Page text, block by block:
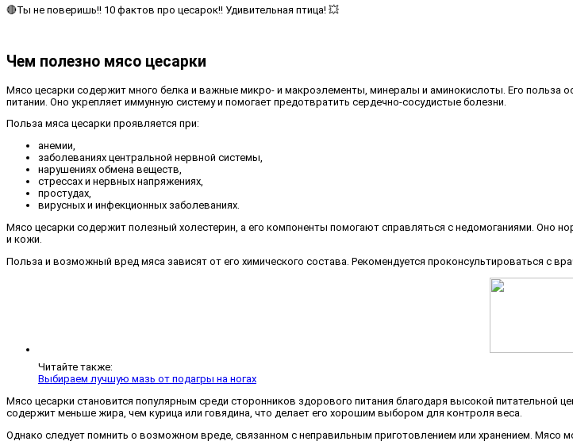
🔴Ты не поверишь!! 10 фактов про цесарок!! Удивительная птица! 💥
Чем полезно мясо цесарки
Мясо цесарки содержит много белка и важные микро- и макроэлементы, минералы и аминокислоты. Его польза
питании. Оно укрепляет иммунную систему и помогает предотвратить сердечно-сосудистые болезни.
Польза мяса цесарки проявляется при:
анемии,
заболеваниях центральной нервной системы,
нарушениях обмена веществ,
стрессах и нервных напряжениях,
простудах,
вирусных и инфекционных заболеваниях.
Мясо цесарки содержит полезный холестерин, а его компоненты помогают справляться с недомоганиями. Оно
и кожи.
Польза и возможный вред мяса зависят от его химического состава. Рекомендуется проконсультироваться с
Читайте также:
Выбираем лучшую мазь от подагры на ногах
Мясо цесарки становится популярным среди сторонников здорового питания благодаря высокой питательной
содержит меньше жира, чем курица или говядина, что делает его хорошим выбором для контроля веса.
Однако следует помнить о возможном вреде, связанном с неправильным приготовлением или хранением. Мясо